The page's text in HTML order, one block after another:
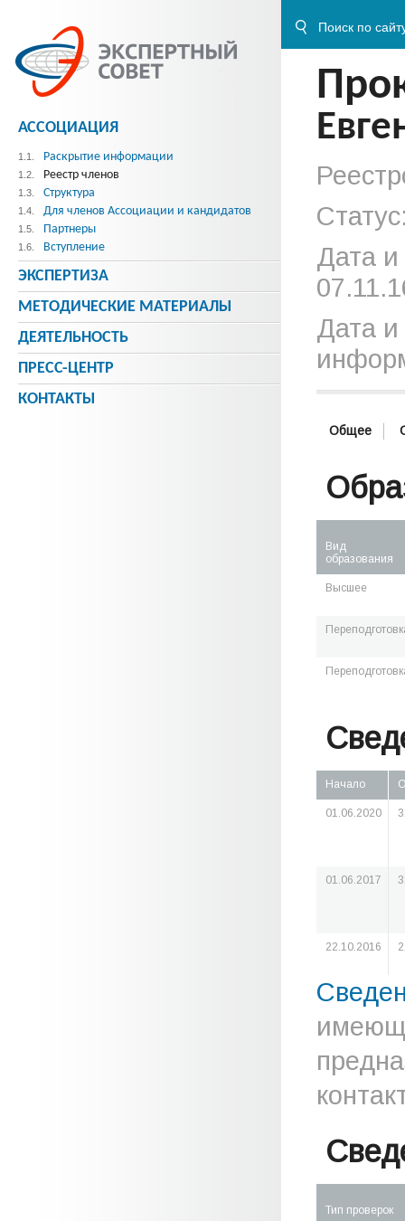
Дата
Дата и
Общее
Вид
образования
Высшее
Начало
01.06.2020
01.06.2017
22.10.2016
Тип проверок
АССОЦИАЦИЯ
1.1. Раскрытие информации
1.2. Реестр членов
1.3. Структура
1.4. Для членов Ассоциации и кандидатов
1.5. Партнеры
1.6. Вступление
ЭКСПЕРТИЗА
МЕТОДИЧЕСКИE МАТЕРИАЛЫ
ДЕЯТЕЛЬНОСТЬ
ПРЕСС-ЦЕНТР
КОНТАКТЫ